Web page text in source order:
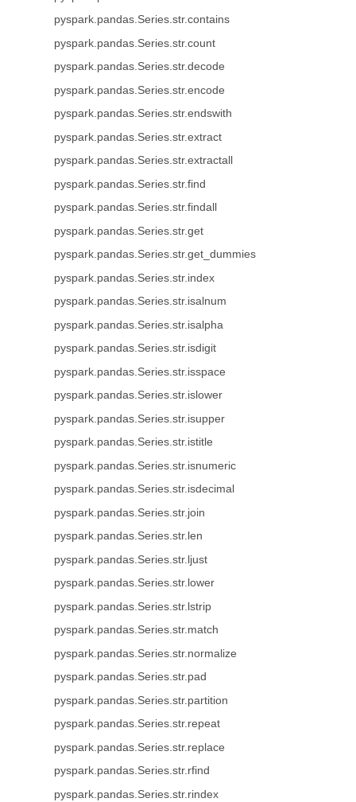
pyspark.pandas.Series.str.contains
pyspark.pandas.Series.str.count
pyspark.pandas.Series.str.decode
pyspark.pandas.Series.str.encode
pyspark.pandas.Series.str.endswith
pyspark.pandas.Series.str.extract
pyspark.pandas.Series.str.extractall
pyspark.pandas.Series.str.find
pyspark.pandas.Series.str.findall
pyspark.pandas.Series.str.get
pyspark.pandas.Series.str.get_dummies
pyspark.pandas.Series.str.index
pyspark.pandas.Series.str.isalnum
pyspark.pandas.Series.str.isalpha
pyspark.pandas.Series.str.isdigit
pyspark.pandas.Series.str.isspace
pyspark.pandas.Series.str.islower
pyspark.pandas.Series.str.isupper
pyspark.pandas.Series.str.istitle
pyspark.pandas.Series.str.isnumeric
pyspark.pandas.Series.str.isdecimal
pyspark.pandas.Series.str.join
pyspark.pandas.Series.str.len
pyspark.pandas.Series.str.ljust
pyspark.pandas.Series.str.lower
pyspark.pandas.Series.str.lstrip
pyspark.pandas.Series.str.match
pyspark.pandas.Series.str.normalize
pyspark.pandas.Series.str.pad
pyspark.pandas.Series.str.partition
pyspark.pandas.Series.str.repeat
pyspark.pandas.Series.str.replace
pyspark.pandas.Series.str.rfind
pyspark.pandas.Series.str.rindex